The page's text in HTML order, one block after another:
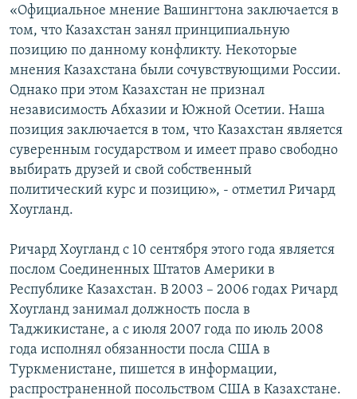
«Официальное мнение Вашингтона заключается в
том, что Казахстан занял принципиальную
позицию по данному конфликту. Некоторые
мнения Казахстана были сочувствующими России.
Однако при этом Казахстан не признал
независимость Абхазии и Южной Осетии. Наша
позиция заключается в том, что Казахстан является
суверенным государством и имеет право свободно
выбирать друзей и свой собственный
политический курс и позицию», - отметил Ричард
Хоугланд.
Ричард Хоугланд с 10 сентября этого года является
послом Соединенных Штатов Америки в
Республике Казахстан. В 2003 – 2006 годах Ричард
Хоугланд занимал должность посла в
Таджикистане, а с июля 2007 года по июль 2008
года исполнял обязанности посла США в
Туркменистане, пишется в информации,
распространенной посольством США в Казахстане.